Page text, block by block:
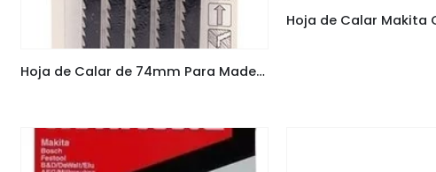
Hoja de Calar de 74mm Para Madera y Pvc Makita D-34883